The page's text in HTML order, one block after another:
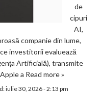
de
cipuri
AI,
companie din lume,
investitorii evaluează
Artificială), transmite
a Read more »
iulie 30, 2026 - 2:13 pm